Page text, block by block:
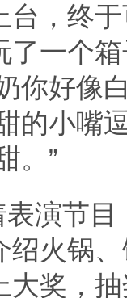
台，终
了一个
你好像
的小嘴
。”
表演节
绍火锅
大奖，